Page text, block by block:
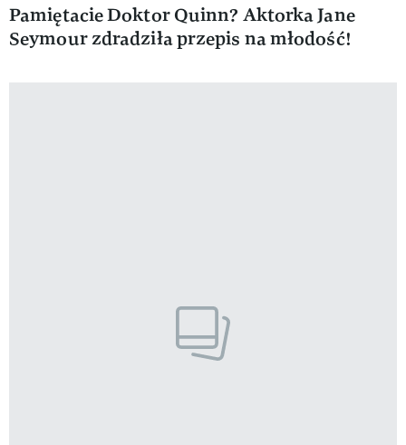
Pamiętacie Doktor Quinn? Aktorka Jane
Seymour zdradziła przepis na młodość!